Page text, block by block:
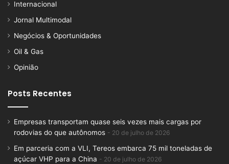
Internacional
Jornal Multimodal
Negócios & Oportunidades
Oil & Gas
Opinião
Posts Recentes
Empresas transportam quase seis vezes mais cargas por
rodovias do que autônomos
20 de julho de 2026
Em parceria com a VLI, Tereos embarca 75 mil toneladas de
açúcar VHP para a China
20 de julho de 2026